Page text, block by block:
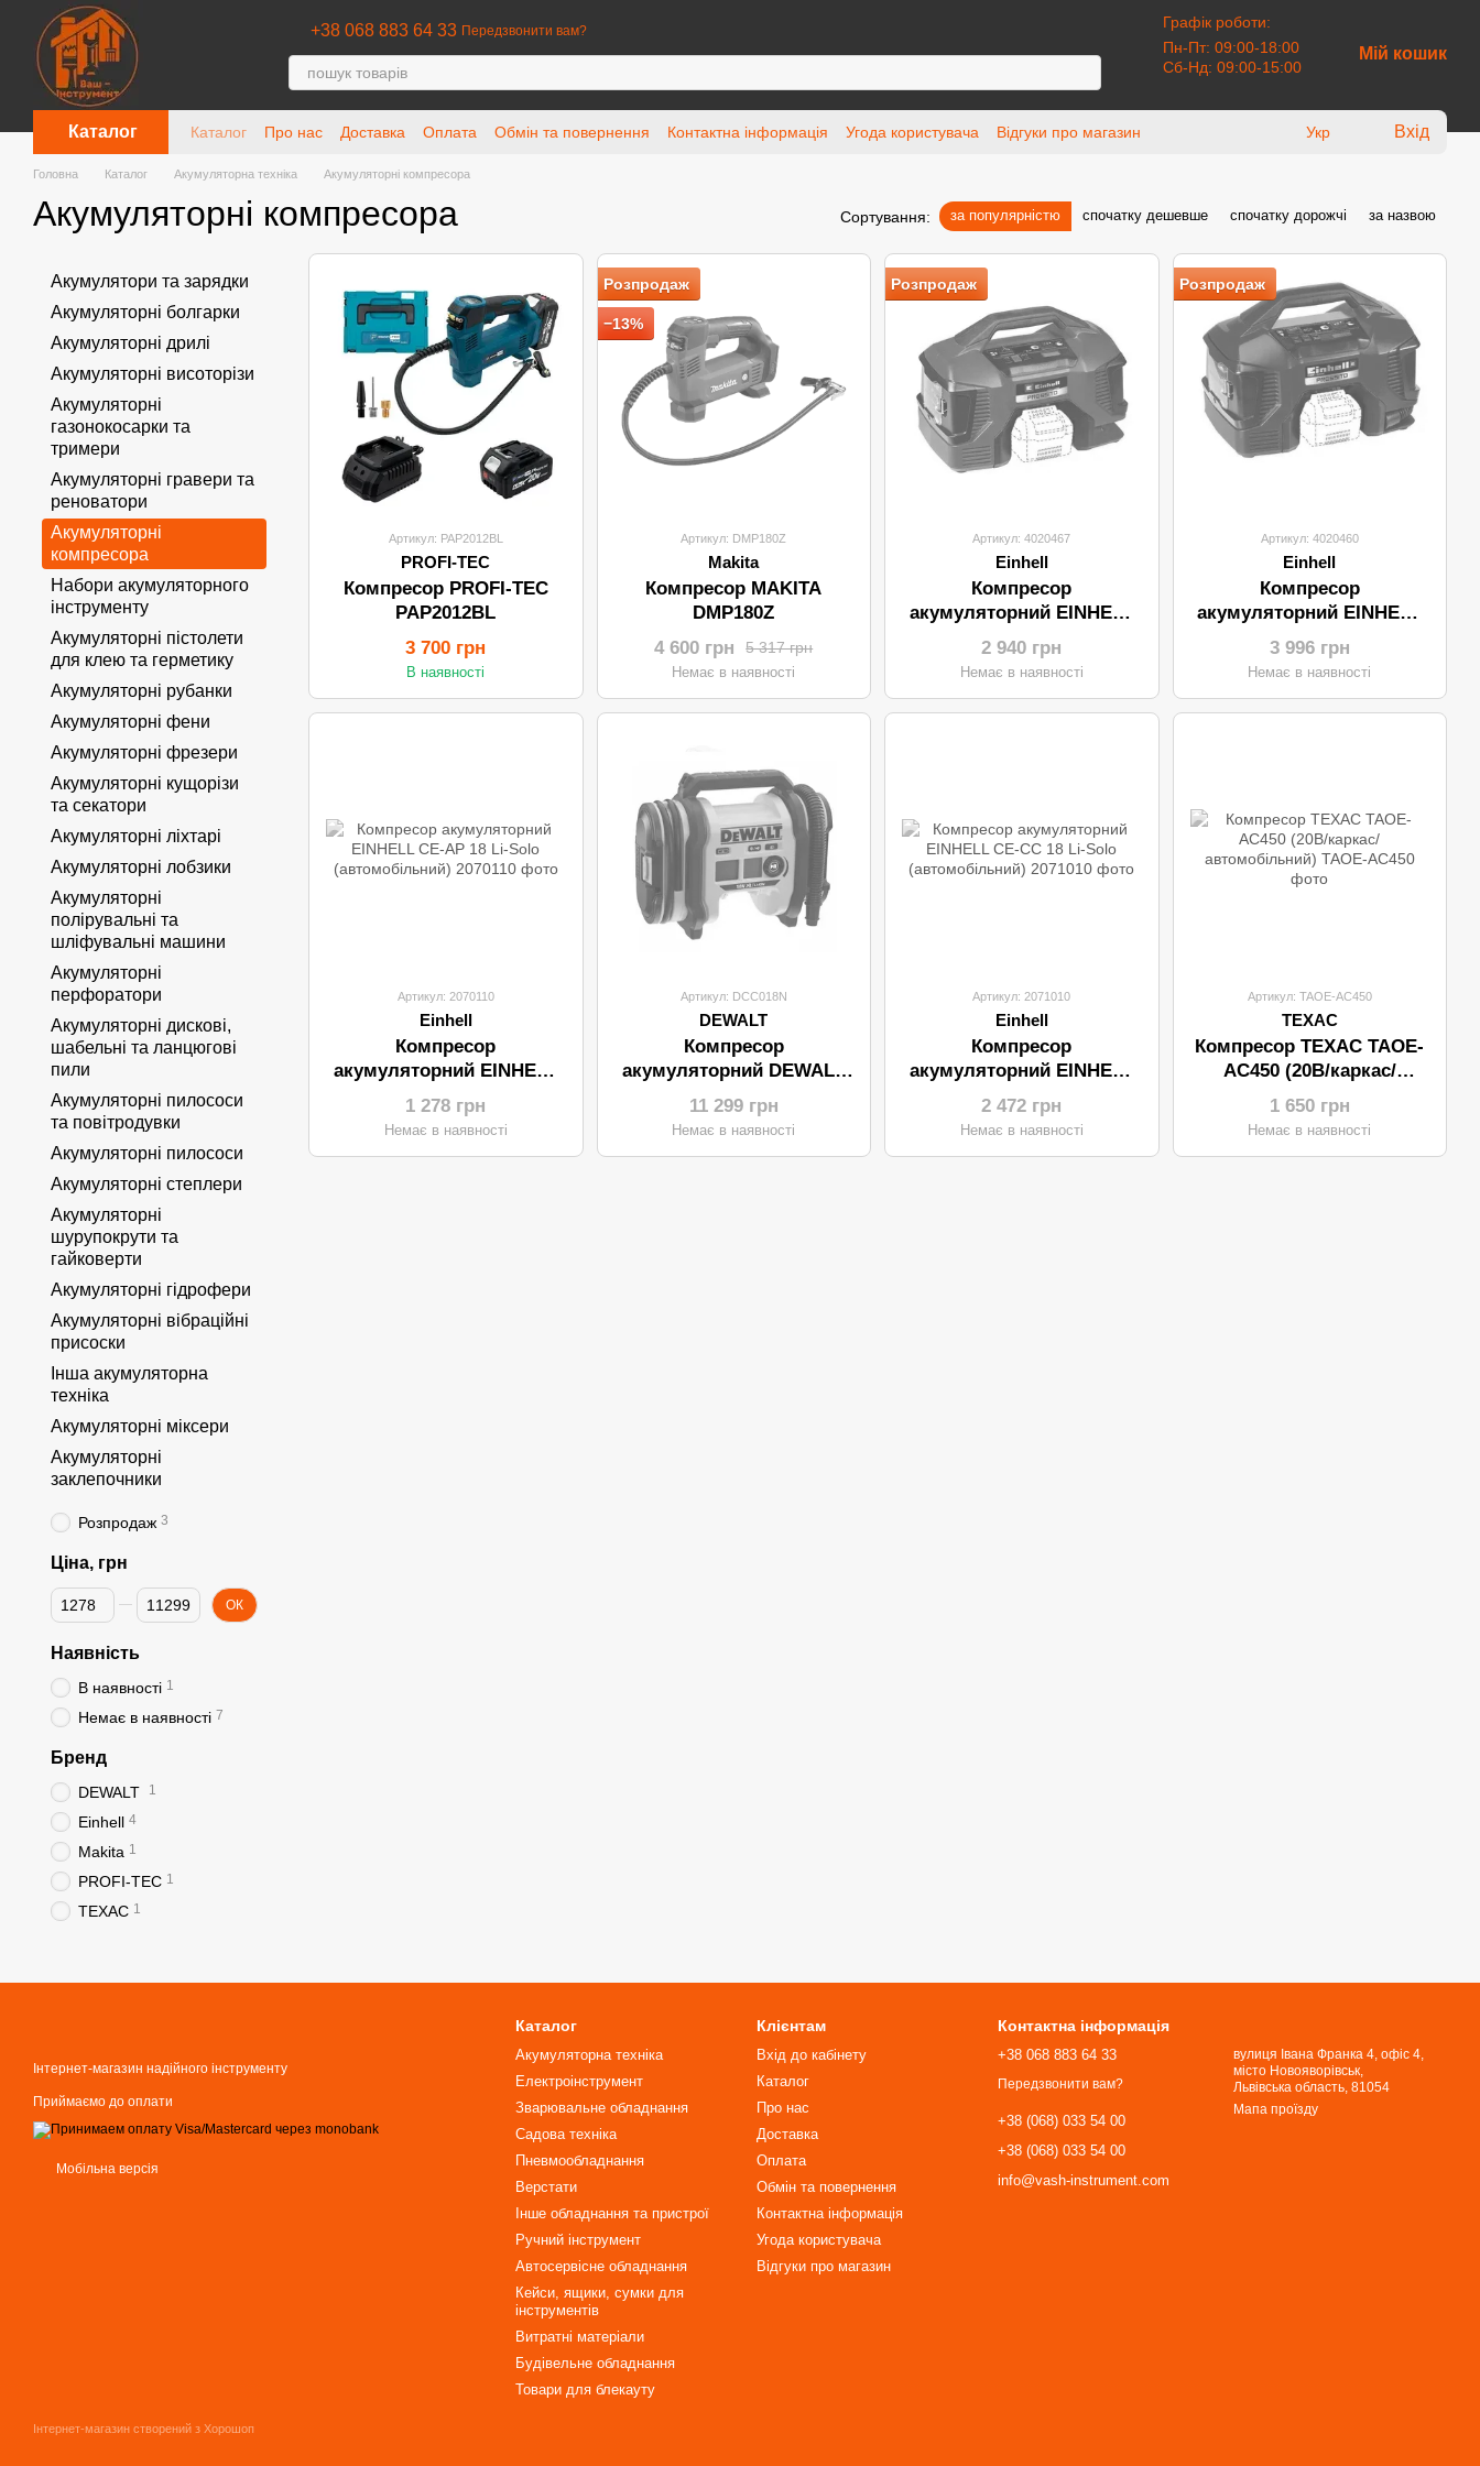
Перейти до основного контенту
+38 068 883 64 33 Передзвонити вам?
Графік роботи:
Пн-Пт: 09:00-18:00
Сб-Нд: 09:00-15:00
Мій кошик
Каталог Каталог Про нас Доставка Оплата Обмін та повернення Контактна інформація Угода користувача Відгуки про магазин Укр Вхід
Головна Каталог Акумуляторна техніка Акумуляторні компресора
Акумуляторні компресора Сортування: за популярністю спочатку дешевше спочатку дорожчі за назвою
Артикул: PAP2012BL
PROFI-TEC
Компресор PROFI-TEC
PAP2012BL
3 700 грн
В наявності
Розпродаж
−13%
Артикул: DMP180Z
Makita
Компресор MAKITA
DMP180Z
5 317 грн
4 600 грн
Немає в наявності
Розпродаж
Артикул: 4020467
Einhell
Компресор
акумуляторний EINHELL
Pressito 18\21
2 940 грн
Немає в наявності
Розпродаж
Артикул: 4020460
Einhell
Компресор
акумуляторний EINHELL
Pressito (гібрид)
3 996 грн
Немає в наявності
Артикул: 2070110
Einhell
Компресор
акумуляторний EINHELL
CE-AP 18 Li-Solo
(автомобільний)
1 278 грн
Немає в наявності
Артикул: DCC018N
DEWALT
Компресор
акумуляторний DEWALT
DCC018N
11 299 грн
Немає в наявності
Артикул: 2071010
Einhell
Компресор
акумуляторний EINHELL
CE-CC 18 Li-Solo
(автомобільний)
2 472 грн
Немає в наявності
Артикул: TAOE-AC450
ТЕХАС
Компресор ТЕХАС TAOE-
AC450 (20В/каркас/
автомобільний)
1 650 грн
Немає в наявності
Акумулятори та зарядки
Акумуляторні болгарки
Акумуляторні дрилі
Акумуляторні висоторізи
Акумуляторні
газонокосарки та
тримери
Акумуляторні гравери та
реноватори
Акумуляторні
компресора
Набори акумуляторного
інструменту
Акумуляторні пістолети
для клею та герметику
Акумуляторні рубанки
Акумуляторні фени
Акумуляторні фрезери
Акумуляторні кущорізи
та секатори
Акумуляторні ліхтарі
Акумуляторні лобзики
Акумуляторні
полірувальні та
шліфувальні машини
Акумуляторні
перфоратори
Акумуляторні дискові,
шабельні та ланцюгові
пили
Акумуляторні пилососи
та повітродувки
Акумуляторні пилососи
Акумуляторні степлери
Акумуляторні
шурупокрути та
гайковерти
Акумуляторні гідрофери
Акумуляторні вібраційні
присоски
Інша акумуляторна
техніка
Акумуляторні міксери
Акумуляторні
заклепочники
Розпродаж 3
Ціна, грн
Від Ціна, грн
До Ціна, грн ОК
Наявність
В наявності 1
Немає в наявності 7
Бренд
DEWALT 1
Einhell 4
Makita 1
PROFI-TEC 1
ТЕХАС 1
Інтернет-магазин надійного інструменту
Приймаємо до оплати
Мобільна версія
Інтернет-магазин створений з Хорошоп
Каталог
Акумуляторна техніка
Електроінструмент
Зварювальне обладнання
Садова техніка
Пневмообладнання
Верстати
Інше обладнання та пристрої
Ручний інструмент
Автосервісне обладнання
Кейси, ящики, сумки для
інструментів
Витратні матеріали
Будівельне обладнання
Товари для блекауту
Клієнтам
Вхід до кабінету
Каталог
Про нас
Доставка
Оплата
Обмін та повернення
Контактна інформація
Угода користувача
Відгуки про магазин
Контактна інформація
+38 068 883 64 33
Передзвонити вам?
+38 (068) 033 54 00
+38 (068) 033 54 00
info@vash-instrument.com
вулиця Івана Франка 4, офіс 4,
місто Новояворівськ,
Львівська область, 81054​​​​​​​
Мапа проїзду